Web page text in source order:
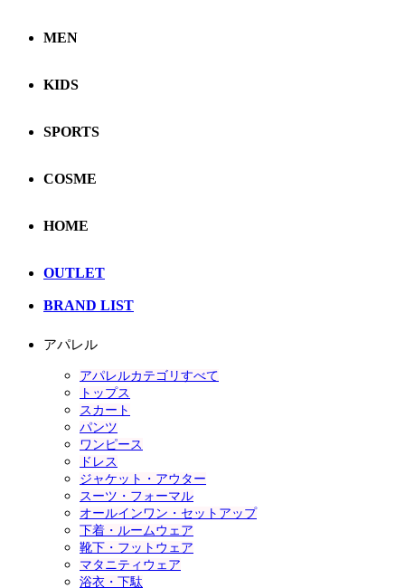
MEN
KIDS
SPORTS
COSME
HOME
OUTLET
BRAND LIST
アパレル
アパレルカテゴリすべて
トップス
スカート
パンツ
ワンピース
ドレス
ジャケット・アウター
スーツ・フォーマル
オールインワン・セットアップ
下着・ルームウェア
靴下・フットウェア
マタニティウェア
浴衣・下駄